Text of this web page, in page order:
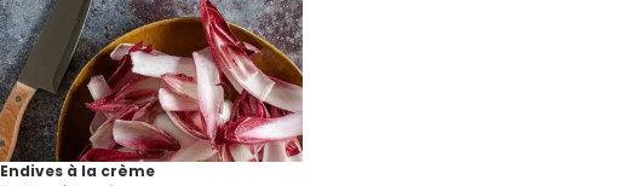
Endives à la crème